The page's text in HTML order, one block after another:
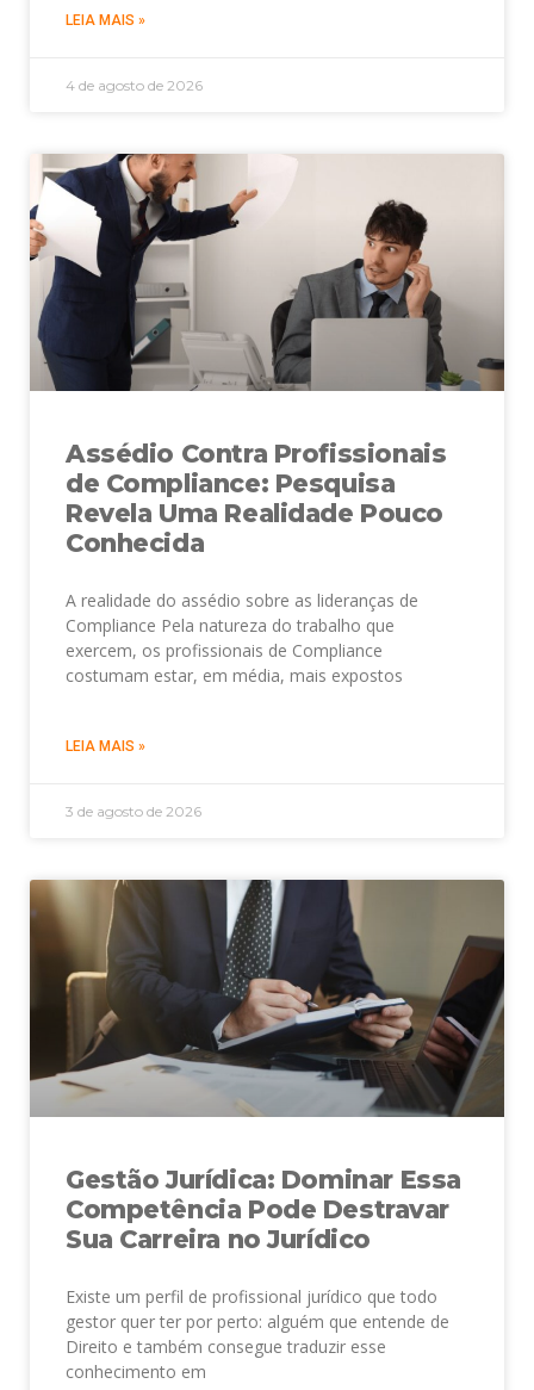
LEIA MAIS »
4 de agosto de 2026
Assédio Contra Profissionais
de Compliance: Pesquisa
Revela Uma Realidade Pouco
Conhecida
A realidade do assédio sobre as lideranças de
Compliance Pela natureza do trabalho que
exercem, os profissionais de Compliance
costumam estar, em média, mais expostos
LEIA MAIS »
3 de agosto de 2026
Gestão Jurídica: Dominar Essa
Competência Pode Destravar
Sua Carreira no Jurídico
Existe um perfil de profissional jurídico que todo
gestor quer ter por perto: alguém que entende de
Direito e também consegue traduzir esse
conhecimento em